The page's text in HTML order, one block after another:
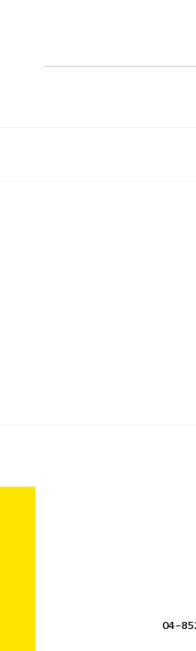
בחברה הערבית